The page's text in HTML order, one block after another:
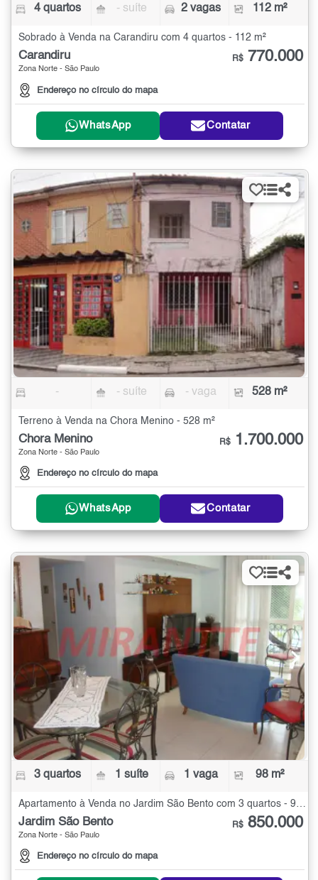
4 quartos - suíte 2 vagas 112 m²
Sobrado à Venda na Carandiru com 4 quartos - 112 m²
Carandiru
Zona Norte - São Paulo
Endereço no círculo do mapa
R$ 770.000
WhatsApp Contatar
- - suíte - vaga 528 m²
Terreno à Venda na Chora Menino - 528 m²
Chora Menino
Zona Norte - São Paulo
Endereço no círculo do mapa
R$ 1.700.000
WhatsApp Contatar
3 quartos 1 suíte 1 vaga 98 m²
Jardim São Bento
Zona Norte - São Paulo
Endereço no círculo do mapa
R$ 850.000